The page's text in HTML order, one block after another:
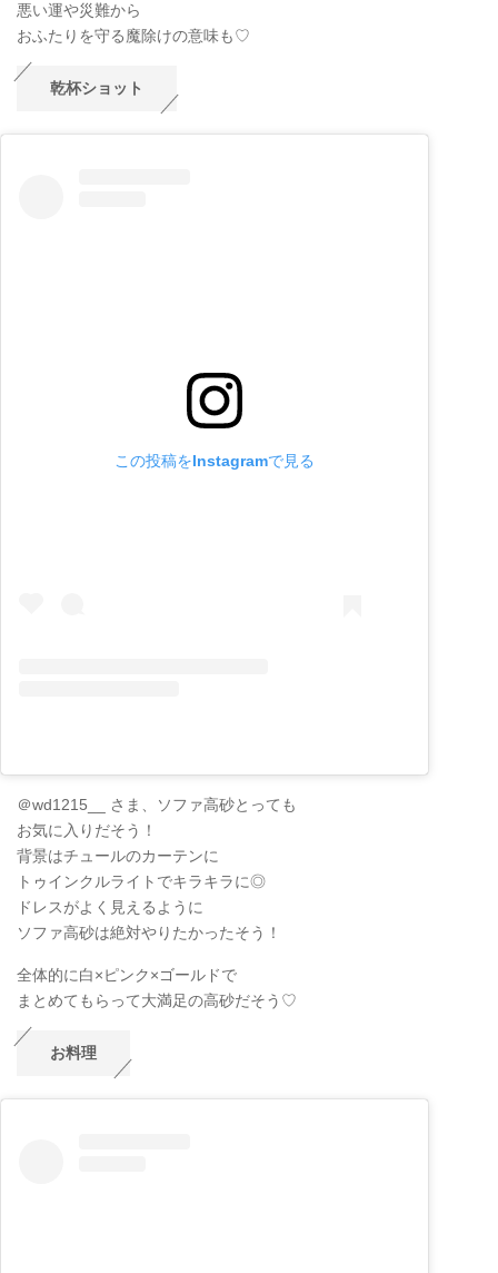
悪い運や災難から
おふたりを守る魔除けの意味も♡
乾杯ショット
この投稿をInstagramで見る
＠wd1215__ さま、ソファ高砂とっても
お気に入りだそう！
背景はチュールのカーテンに
トゥインクルライトでキラキラに◎
ドレスがよく見えるように
ソファ高砂は絶対やりたかったそう！
全体的に白×ピンク×ゴールドで
まとめてもらって大満足の高砂だそう♡
お料理